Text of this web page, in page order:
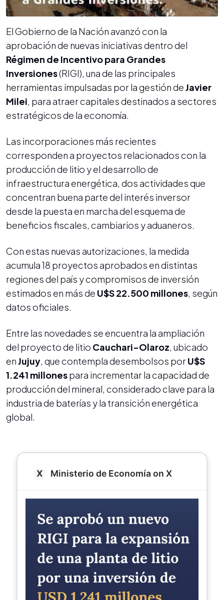
El Gobierno de la Nación avanzó con la
aprobación de nuevas iniciativas dentro del
Régimen de Incentivo para Grandes
Inversiones(RIGI), una de las principales
herramientas impulsadas por la gestión deJavier
Milei, para atraer capitales destinados a sectores
estratégicos de la economía.
Las incorporaciones más recientes
corresponden a proyectos relacionados con la
producción de litio y el desarrollo de
infraestructura energética, dos actividades que
concentran buena parte del interés inversor
desde la puesta en marcha del esquema de
beneficios fiscales, cambiarios y aduaneros.
Con estas nuevas autorizaciones, la medida
acumula 18 proyectos aprobados en distintas
regiones del país ycompromisos de inversión
estimados en más de U$S 22.500 millones, según
datos oficiales.
Entre las novedades se encuentra la ampliación
del proyecto de litio Cauchari-Olaroz, ubicado
enJujuy, que contempla desembolsos porU$S
1.241 millonespara incrementar la capacidad de
producción del mineral, considerado clave para la
industria de baterías y la transición energética
global.
Ministerio de Economía on X